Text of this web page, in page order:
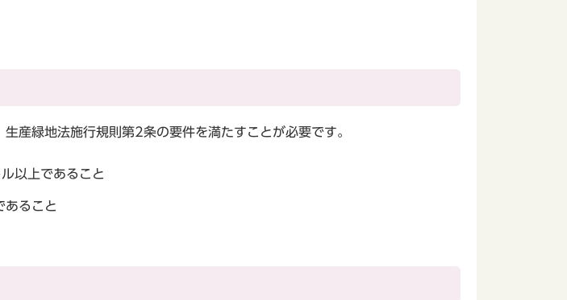
産緑地法施行規則第2条の要件を満たすことが必要です。
以上であること
あること